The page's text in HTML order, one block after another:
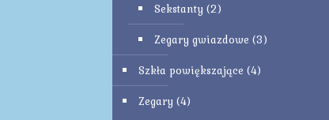
Sekstanty (2)
Zegary gwiazdowe (3)
Szkła powiększające (4)
Zegary (4)